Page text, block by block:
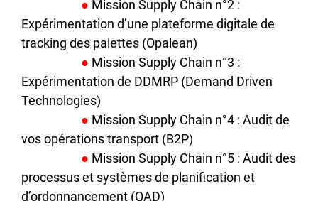
● Mission Supply Chain n°2 :
Expérimentation d’une plateforme digitale de
tracking des palettes (Opalean)
● Mission Supply Chain n°3 :
Expérimentation de DDMRP (Demand Driven
Technologies)
● Mission Supply Chain n°4 : Audit de
vos opérations transport (B2P)
● Mission Supply Chain n°5 : Audit des
processus et systèmes de planification et
d’ordonnancement (QAD)